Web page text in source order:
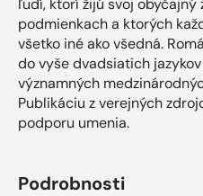
ľudí, ktorí žijú svoj obyčajný
podmienkach a ktorých
všetko iné ako všedná.
do vyše dvadsiatich
významných
Publikáciu z verejných
podporu umenia.
Podrobnosti